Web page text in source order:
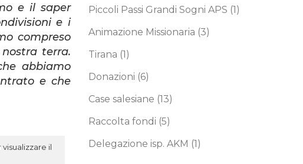
e il saper
e i
compreso
terra.
abbiamo
e che
il
Piccoli Passi Grandi Sogni APS (1)
Animazione Missionaria (3)
Tirana (1)
Donazioni (6)
Case salesiane (13)
Raccolta fondi (5)
Delegazione isp. AKM (1)